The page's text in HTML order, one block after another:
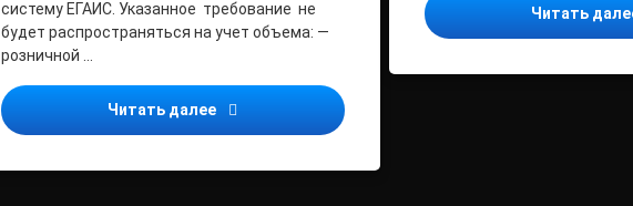
систему ЕГАИС. Указанное требование не
будет распространяться на учет объема: —
розничной …
Читать далее О проведении семинара по работе в ЕГАИС.
Читать